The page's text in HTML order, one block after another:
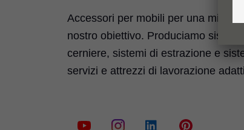
Accessori per mobili per una
nostro obiettivo. Produciamo
cerniere, sistemi di estrazione e
servizi e attrezzi di lavorazione